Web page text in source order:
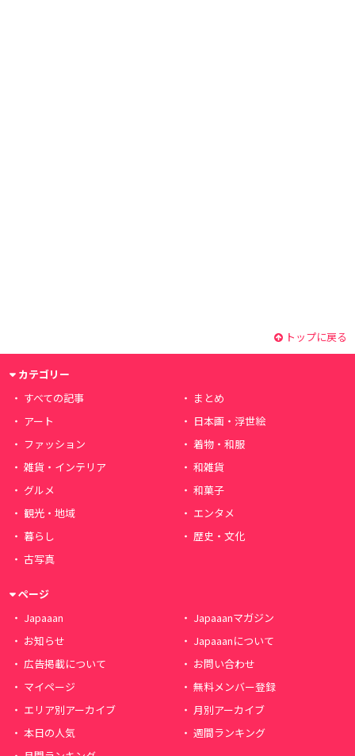
トップに戻る
カテゴリー
すべての記事
まとめ
アート
日本画・浮世絵
ファッション
着物・和服
雑貨・インテリア
和雑貨
グルメ
和菓子
観光・地域
エンタメ
暮らし
歴史・文化
古写真
ページ
Japaaan
Japaaanマガジン
お知らせ
Japaaanについて
広告掲載について
お問い合わせ
マイページ
無料メンバー登録
エリア別アーカイブ
月別アーカイブ
本日の人気
週間ランキング